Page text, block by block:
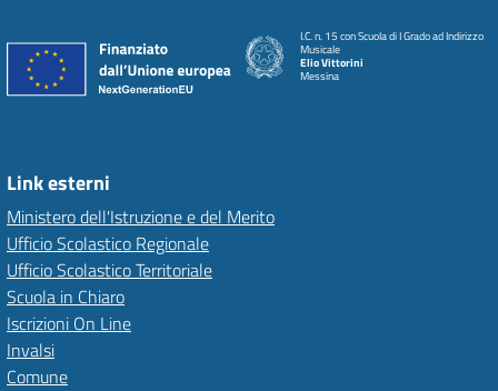
I.C. n. 15 con Scuola di I Grado ad Indirizzo
Musicale
Elio Vittorini
Messina
Link esterni
Ministero dell'Istruzione e del Merito
Ufficio Scolastico Regionale
Ufficio Scolastico Territoriale
Scuola in Chiaro
Iscrizioni On Line
Invalsi
Comune